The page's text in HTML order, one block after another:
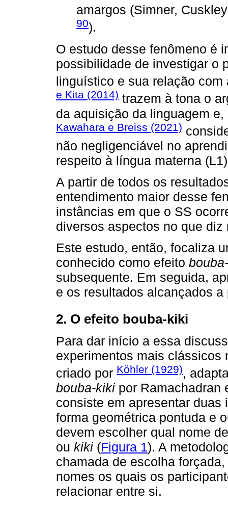
amargos (Simner,
90).
O estudo desse fenômeno é
possibilidade de investigar o
linguístico e sua relação
e Kita (2014) trazem à tona o
da aquisição da linguagem
Kawahara e Breiss (2021)
não negligenciável no
respeito à língua materna
A partir de todos os
entendimento maior desse
instâncias em que o SS
diversos aspectos no que
Este estudo, então, focaliza
conhecido como efeito
subsequente. Em seguida,
e os resultados alcançados
2. O efeito bouba-kiki
Para dar início a essa
experimentos mais clássicos
criado por Köhler (1929),
bouba-kiki por Ramachadran
consiste em apresentar
forma geométrica pontuda e
devem escolher qual nome
ou kiki (Figura 1). A
chamada de escolha
nomes os quais os
relacionar entre si.